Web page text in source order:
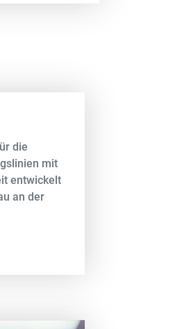
die
mit
entwickelt
an der